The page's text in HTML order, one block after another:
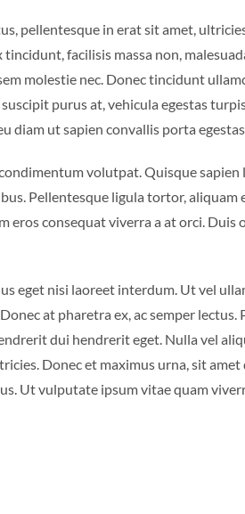
pellentesque in erat sit amet,
tincidunt, facilisis massa non,
molestie nec. Donec tincidunt
purus at, vehicula egestas
diam ut sapien convallis porta
volutpat. Quisque
Pellentesque ligula tortor,
eros consequat viverra a at orci.
eget nisi laoreet interdum. Ut vel
at pharetra ex, ac semper
dui hendrerit eget. Nulla vel
Donec et maximus urna, sit
Ut vulputate ipsum vitae quam